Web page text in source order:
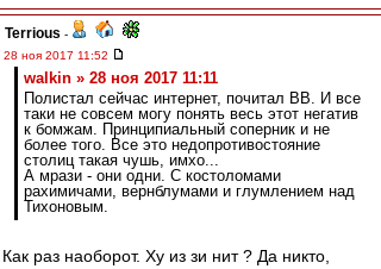
Terrious -
28 ноя 2017 11:52
walkin » 28 ноя 2017 11:11
Полистал сейчас интернет, почитал ВВ. И все
таки не совсем могу понять весь этот негатив
к бомжам. Принципиальный соперник и не
более того. Все это недопротивостояние
столиц такая чушь, имхо...
А мрази - они одни. С костоломами
рахимичами, вернблумами и глумлением над
Тихоновым.
Как раз наоборот. Ху из зи нит ? Да никто,